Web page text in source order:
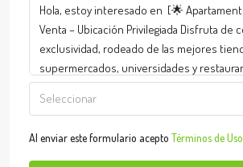
Seleccionar
Al enviar este formulario acepto Términos de Uso